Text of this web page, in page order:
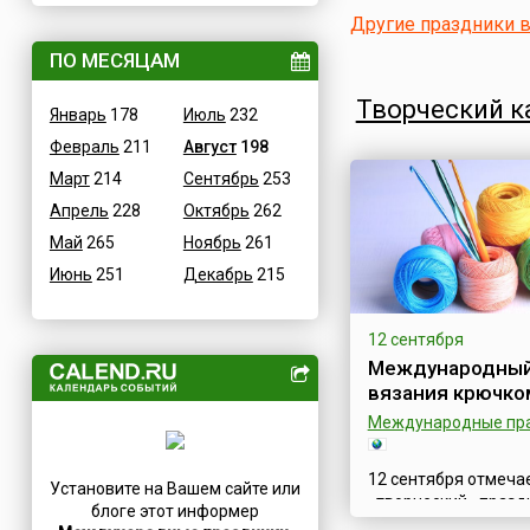
Египет
Израиль
Индия
Иордания
Ирак
Иран
Ирландия
Исландия
Италия
Канада
ВОВ
Гастрономические
Детские
В честь икон
Дни памяти святых
Конституционные
Культурные
Научно-технические
Медицинские
ПО МЕСЯЦАМ
Январь 178
Февраль 211
Март214
Апрель 228
Май 265
Июнь 251
Июль 232
Август198
Сентябрь 253
Октябрь 262
Ноябрь 261
Декабрь 215
Установите на Вашем сайте или
блоге этот информер
Другие праздники
Творческий
12 сентября
вязания
Международные
12 сентября
«творческий»